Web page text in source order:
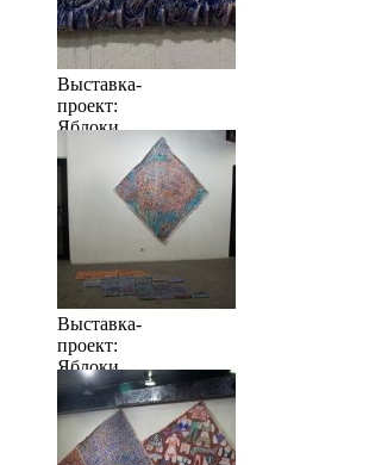
Выставка-
проект:
Яблоки
много
Выставка-
проект:
Яблоки
когда их
много